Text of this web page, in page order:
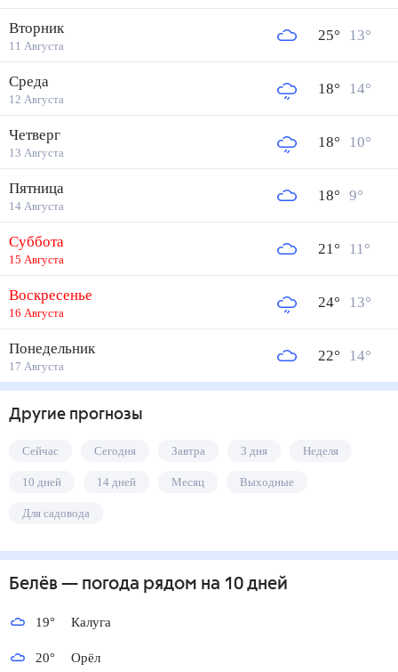
Вторник
11 Августа
25° 13°
Среда
12 Августа
18° 14°
Четверг
13 Августа
18° 10°
Пятница
14 Августа
18° 9°
Суббота
15 Августа
21° 11°
Воскресенье
16 Августа
24° 13°
Понедельник
17 Августа
22° 14°
Другие прогнозы
Сейчас Сегодня Завтра 3 дня Неделя
10 дней 14 дней Месяц Выходные
Для садовода
Белёв — погода рядом на 10 дней
19° Калуга
20° Орёл